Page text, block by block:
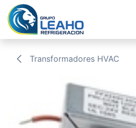
Ir al contenido
Transformadores HVAC